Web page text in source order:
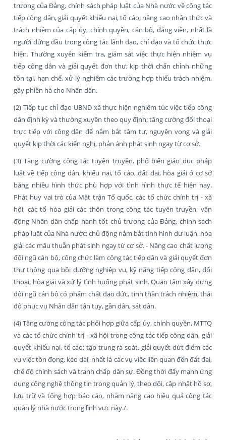
trương của Đảng, chính sách pháp luật của Nhà nước về công tác
tiếp công dân, giải quyết khiếu nại, tố cáo; nâng cao nhận thức và
trách nhiệm của cấp ủy, chính quyền, cán bộ, đảng viên, nhất là
người đứng đầu trong công tác lãnh đạo, chỉ đạo và tổ chức thực
hiện. Thường xuyên kiểm tra, giám sát việc thực hiện nhiệm vụ
tiếp công dân và giải quyết đơn thư; kịp thời chấn chỉnh những
tồn tại, hạn chế, xử lý nghiêm các trường hợp thiếu trách nhiệm,
gây phiền hà cho Nhân dân.
(2) Tiếp tục chỉ đạo UBND xã thực hiện nghiêm túc việc tiếp công
dân định kỳ và thường xuyên theo quy định; tăng cường đối thoại
trực tiếp với công dân để nắm bắt tâm tư, nguyện vọng và giải
quyết kịp thời các kiến nghị, phản ánh phát sinh ngay từ cơ sở.
(3) Tăng cường công tác tuyên truyền, phổ biến giáo dục pháp
luật về tiếp công dân, khiếu nại, tố cáo, đất đai, hòa giải ở cơ sở
bằng nhiều hình thức phù hợp với tình hình thực tế hiện nay.
Phát huy vai trò của Mặt trận Tổ quốc, các tổ chức chính trị - xã
hội, các tổ hòa giải các thôn trong công tác tuyên truyền, vận
động Nhân dân chấp hành tốt chủ trương của Đảng, chính sách
pháp luật của Nhà nước; chủ động nắm bắt tình hình dư luận, hòa
giải các mâu thuẫn phát sinh ngay từ cơ sở. - Nâng cao chất lượng
đội ngũ cán bộ, công chức làm công tác tiếp dân và giải quyết đơn
thư thông qua bồi dưỡng nghiệp vụ, kỹ năng tiếp công dân, đối
thoại, hòa giải và xử lý tình huống phát sinh. Quan tâm xây dựng
đội ngũ cán bộ có phẩm chất đạo đức, tinh thần trách nhiệm, thái
độ phục vụ Nhân dân tận tụy, gần dân, sát dân.
(4) Tăng cường công tác phối hợp giữa cấp ủy, chính quyền, MTTQ
và các tổ chức chính trị - xã hội trong công tác tiếp công dân, giải
quyết khiếu nại, tố cáo; tập trung rà soát, giải quyết dứt điểm các
vụ việc tồn đọng, kéo dài, nhất là các vụ việc liên quan đến đất đai,
chế độ chính sách và tranh chấp dân sự. Đồng thời đẩy mạnh ứng
dụng công nghệ thông tin trong quản lý, theo dõi, cập nhật hồ sơ,
lưu trữ và tổng hợp báo cáo, nhằm nâng cao hiệu quả công tác
quản lý nhà nước trong lĩnh vực này./.